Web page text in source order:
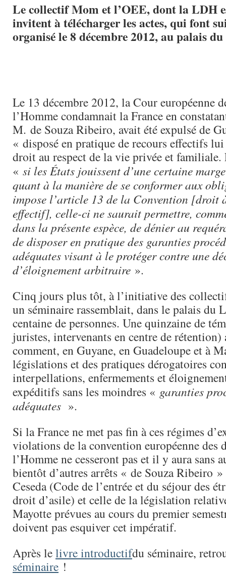
Le collectif Mom et l’OEE, dont la LDH
invitent à télécharger les actes, qui font
organisé le 8 décembre 2012, au palais
Le 13 décembre 2012, la Cour européenne
l’Homme condamnait la France en
M. de Souza Ribeiro, avait été expulsé de
« disposé en pratique de recours effectifs
droit au respect de la vie privée et
« si les États jouissent d’une certaine
quant à la manière de se conformer aux
impose l’article 13 de la Convention [droit
effectif], celle-ci ne saurait permettre,
dans la présente espèce, de dénier au
de disposer en pratique des garanties
adéquates visant à le protéger contre une
d’éloignement arbitraire ».
Cinq jours plus tôt, à l’initiative des
un séminaire rassemblait, dans le palais du
centaine de personnes. Une quinzaine de
juristes, intervenants en centre de rétention)
comment, en Guyane, en Guadeloupe et à
législations et des pratiques dérogatoires
interpellations, enfermements et
expéditifs sans les moindres « garanties
adéquates ».
Si la France ne met pas fin à ces régimes
violations de la convention européenne des
l’Homme ne cesseront pas et il y aura sans
bientôt d’autres arrêts « de Souza Ribeiro
Ceseda (Code de l’entrée et du séjour des
droit d’asile) et celle de la législation
Mayotte prévues au cours du premier
doivent pas esquiver cet impératif.
Après lelivre introductifdu séminaire,
séminaire !